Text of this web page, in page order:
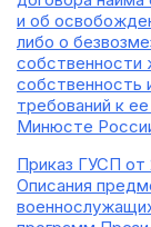
и об
либо о
собственности
собственность
требований к
Минюсте
Приказ ГУСП от
Описания